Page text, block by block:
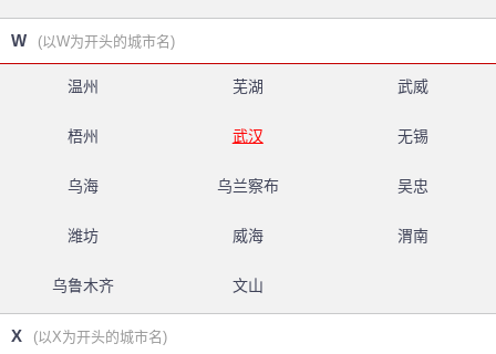
W (以W为开头的城市名)
温州 芜湖 武威
梧州 武汉 无锡
乌海 乌兰察布 吴忠
潍坊 威海 渭南
乌鲁木齐 文山
X (以X为开头的城市名)